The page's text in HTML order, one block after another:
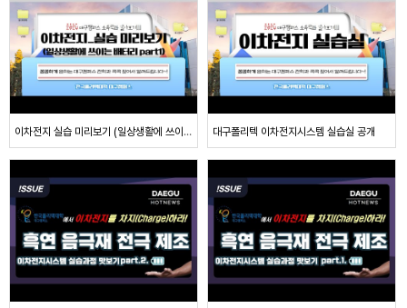
이차전지 실습 미리보기 (일상생활에 쓰이는 배터리 part1) 대구폴리텍 이차전지시스템 실습실 공개